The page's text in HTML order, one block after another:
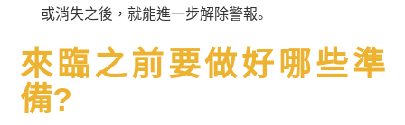
或消失之後，就能進一步解除警報。
來臨之前要做好哪些準
備?